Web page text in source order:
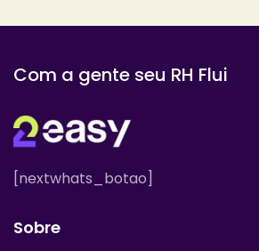
Com a gente seu RH Flui
[nextwhats_botao]
Sobre